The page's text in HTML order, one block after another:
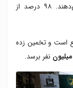
درصد، بزرگ‌ترین اقوام پاکستان را تشکیل می‌دهند. ۹۸ درصد از
کیلومترمربع است و تخمین زده
نفر برسد.